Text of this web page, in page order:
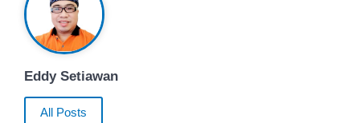
Eddy Setiawan
All Posts